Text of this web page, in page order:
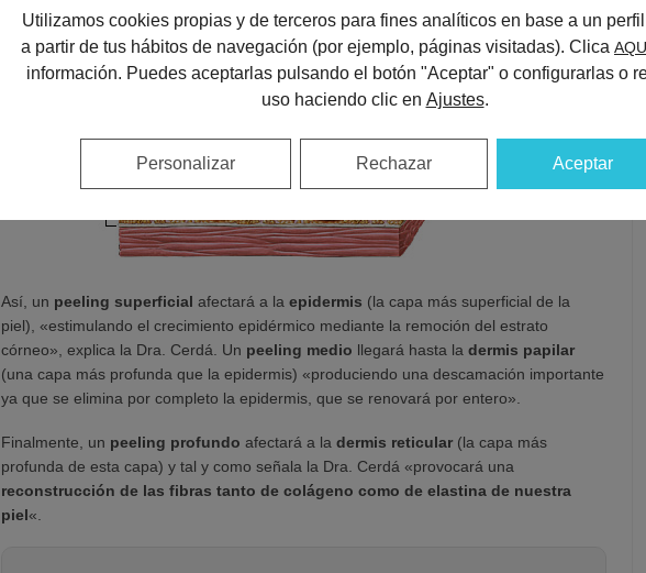
Así, un peeling superficial afectará a la epidermis (la capa más superficial de la
piel), «estimulando el crecimiento epidérmico mediante la remoción del estrato
córneo», explica la Dra. Cerdá. Un peeling medio llegará hasta la dermis papilar
(una capa más profunda que la epidermis) «produciendo una descamación importante
ya que se elimina por completo la epidermis, que se renovará por entero».
Finalmente, un peeling profundo afectará a la dermis reticular (la capa más
profunda de esta capa) y tal y como señala la Dra. Cerdá «provocará una
reconstrucción de las fibras tanto de colágeno como de elastina de nuestra
piel«.
Utilizamos cookies propias y de terceros para fines analíticos en base a un
a partir de tus hábitos de navegación (por ejemplo, páginas visitadas). Clica
información. Puedes aceptarlas pulsando el botón "Aceptar" o configurarlas o
uso haciendo clic en Ajustes.
Aceptar
Rechazar
Personalizar